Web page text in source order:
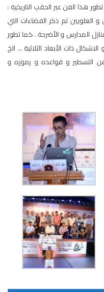
هذا الفن عبر الحقب التاريخية :
و العلويين ثم ذكر الفضاءات التي
المدارس و الأضرحة . كما تطور
ذات الأبعاد الثلاثية ... الخ
التسطير و قواعده و رموزه و